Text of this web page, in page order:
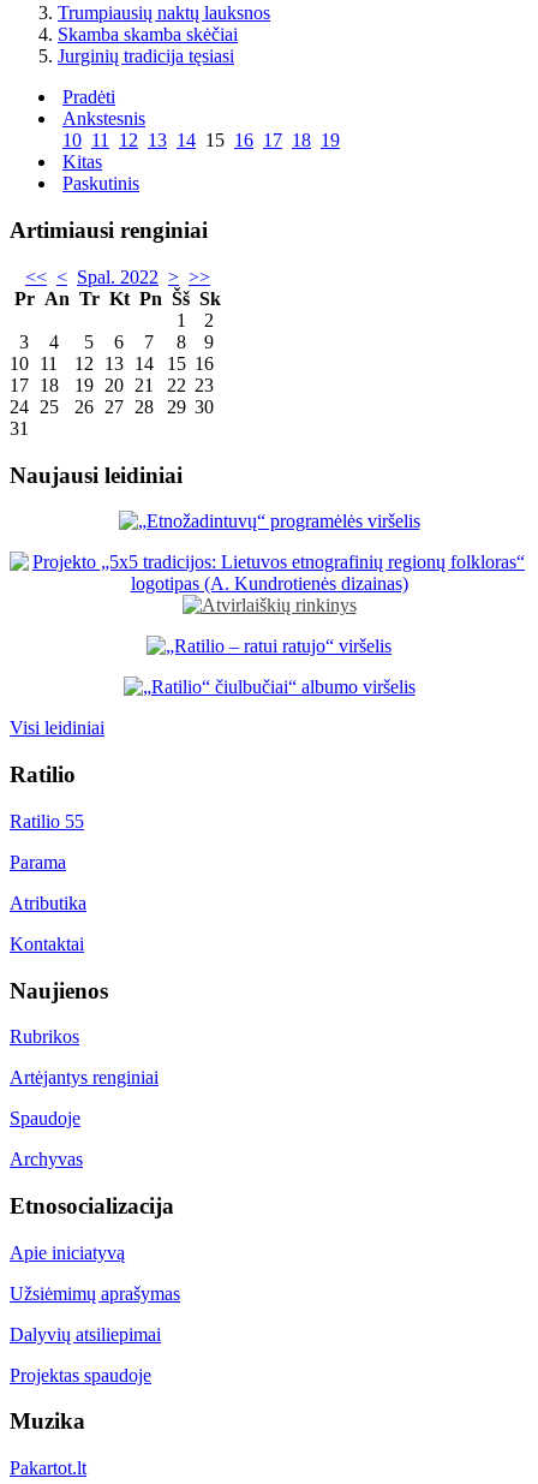
Trumpiausių naktų lauksnos
Skamba skamba skėčiai
Jurginių tradicija tęsiasi
Pradėti
Ankstesnis
10 11 12 13 14 15 16 17 18 19
Kitas
Paskutinis
Artimiausi renginiai
<< < Spal. 2022 > >>
Pr An Tr Kt Pn Šš Sk
1
2
3
4 5 6 7 8
9
10 11 12 13 14 15 16
17 18 19 20 21 22 23
24 25 26 27 28 29 30
31
Naujausi leidiniai
Visi leidiniai
Ratilio
Ratilio 55
Parama
Atributika
Kontaktai
Naujienos
Rubrikos
Artėjantys renginiai
Spaudoje
Archyvas
Etnosocializacija
Apie iniciatyvą
Užsiėmimų aprašymas
Dalyvių atsiliepimai
Projektas spaudoje
Muzika
Pakartot.lt